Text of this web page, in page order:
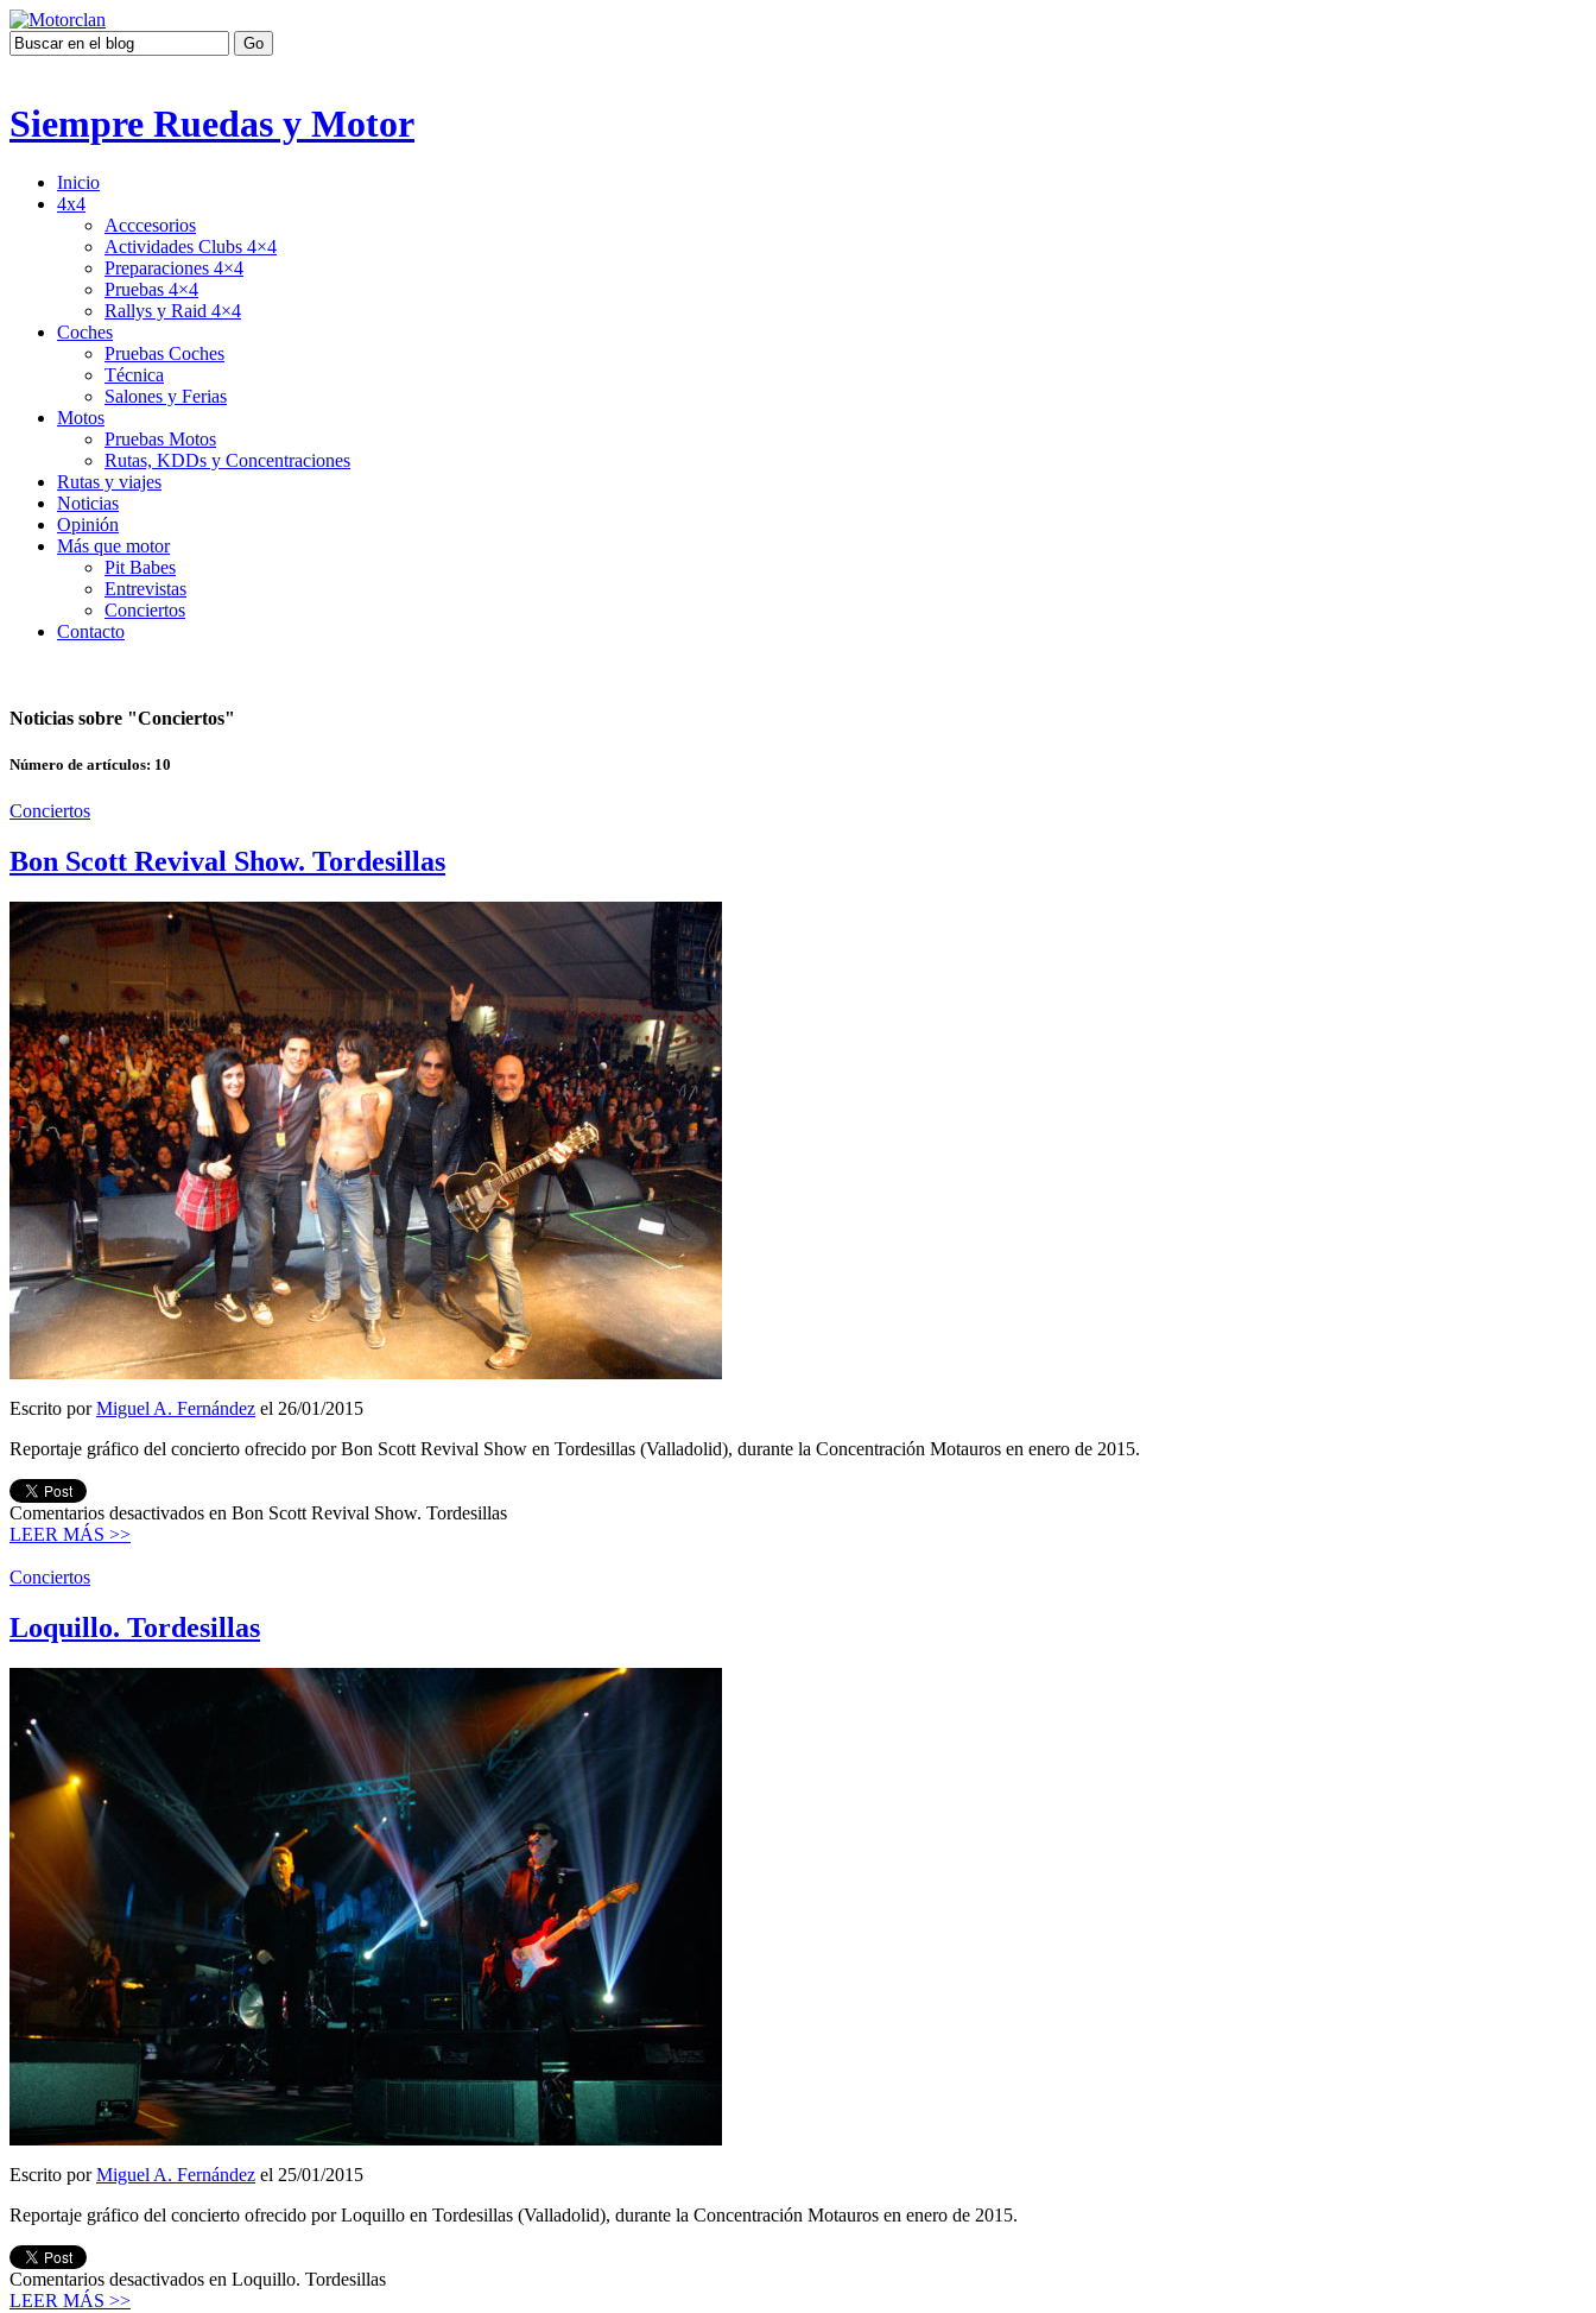
Siempre Ruedas y Motor
Inicio
4x4
Acccesorios
Actividades Clubs 4×4
Preparaciones 4×4
Pruebas 4×4
Rallys y Raid 4×4
Coches
Pruebas Coches
Técnica
Salones y Ferias
Motos
Pruebas Motos
Rutas, KDDs y Concentraciones
Rutas y viajes
Noticias
Opinión
Más que motor
Pit Babes
Entrevistas
Conciertos
Contacto
Noticias sobre "Conciertos"
Número de artículos: 10
Conciertos
Bon Scott Revival Show. Tordesillas
Escrito porMiguel A. Fernández el 26/01/2015
Reportaje gráfico del concierto ofrecido por Bon Scott Revival Show en Tordesillas (Valladolid), durante la Concentración Motauros en enero de 2015.
Comentarios desactivados en Bon Scott Revival Show. Tordesillas
LEER MÁS >>
Conciertos
Loquillo. Tordesillas
Escrito porMiguel A. Fernández el 25/01/2015
Reportaje gráfico del concierto ofrecido por Loquillo en Tordesillas (Valladolid), durante la Concentración Motauros en enero de 2015.
Comentarios desactivados en Loquillo. Tordesillas
LEER MÁS >>